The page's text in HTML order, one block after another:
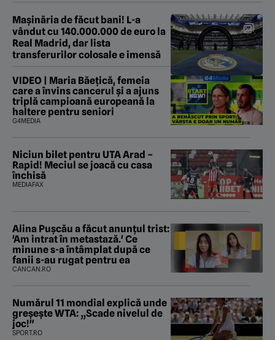
Mașinăria de făcut bani! L-a
vândut cu 140.000.000 de euro la
Real Madrid, dar lista
transferurilor colosale e imensă
VIDEO | Maria Băețică, femeia
care a învins cancerul și a ajuns
triplă campioană europeană la
haltere pentru seniori
G4MEDIA
Niciun bilet pentru UTA Arad –
Rapid! Meciul se joacă cu casa
închisă
MEDIAFAX
Alina Pușcău a făcut anunțul trist:
'Am intrat în metastază.' Ce
minune s-a întâmplat după ce
fanii s-au rugat pentru ea
CANCAN.RO
Numărul 11 mondial explică unde
greșește WTA: „Scade nivelul de
joc!"
SPORT.RO